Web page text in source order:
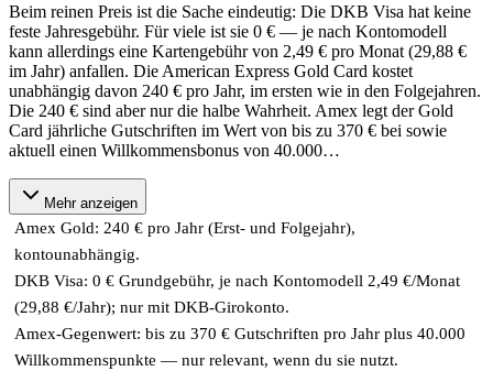
Beim reinen Preis ist die Sache eindeutig: Die DKB Visa hat keine
feste Jahresgebühr. Für viele ist sie 0 € — je nach Kontomodell
kann allerdings eine Kartengebühr von 2,49 € pro Monat (29,88 €
im Jahr) anfallen. Die American Express Gold Card kostet
unabhängig davon 240 € pro Jahr, im ersten wie in den Folgejahren.
Die 240 € sind aber nur die halbe Wahrheit. Amex legt der Gold
Card jährliche Gutschriften im Wert von bis zu 370 € bei sowie
aktuell einen Willkommensbonus von 40.000…
Mehr anzeigen
Amex Gold: 240 € pro Jahr (Erst- und Folgejahr),
kontounabhängig.
DKB Visa: 0 € Grundgebühr, je nach Kontomodell 2,49 €/Monat
(29,88 €/Jahr); nur mit DKB-Girokonto.
Amex-Gegenwert: bis zu 370 € Gutschriften pro Jahr plus 40.000
Willkommenspunkte — nur relevant, wenn du sie nutzt.